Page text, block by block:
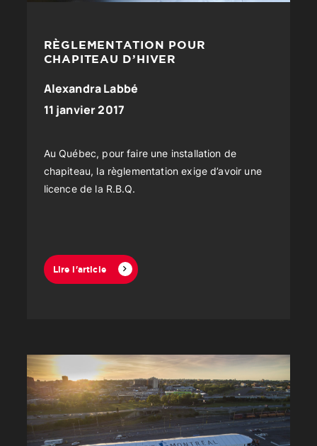
RÈGLEMENTATION POUR
CHAPITEAU D’HIVER
Alexandra Labbé
11 janvier 2017
Au Québec, pour faire une installation de
chapiteau, la règlementation exige d’avoir une
licence de la R.B.Q.
Lire l'article